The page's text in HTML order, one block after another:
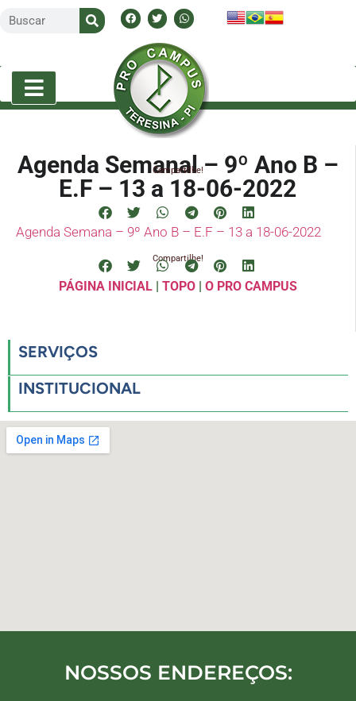
Agenda Semanal – 9º Ano B –
E.F – 13 a 18-06-2022
Compartilhe!
Agenda Semana – 9º Ano B – E.F – 13 a 18-06-2022
Compartilhe!
PÁGINA INICIAL| TOPO| O PRO CAMPUS
SERVIÇOS
INSTITUCIONAL
NOSSOS ENDEREÇOS: